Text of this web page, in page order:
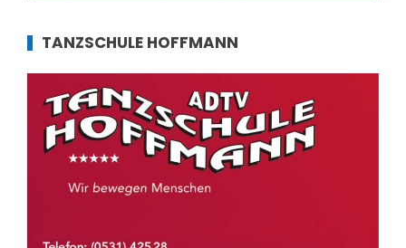
TANZSCHULE HOFFMANN